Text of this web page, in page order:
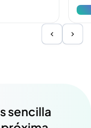
Ver
sencilla